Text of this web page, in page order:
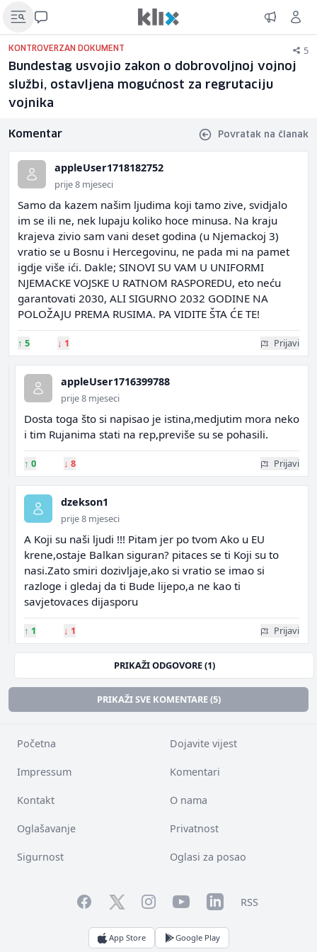
KONTROVERZAN DOKUMENT 5
Bundestag usvojio zakon o dobrovoljnoj vojnoj
službi, ostavljena mogućnost za regrutaciju
vojnika
Komentar Povratak na članak
appleUser1718182752
prije 8 mjeseci
Samo da kazem našim ljudima koji tamo zive, svidjalo
im se ili ne, nek lupaju koliko hoce minusa. Na kraju
krajeva zivio sam vani deset godina (u Njemackoj 3)
vratio se u Bosnu i Hercegovinu, ne pada mi na pamet
igdje više ići. Dakle; SINOVI SU VAM U UNIFORMI
NJEMACKE VOJSKE U RATNOM RASPOREDU, eto neću
garantovati 2030, ALI SIGURNO 2032 GODINE NA
POLOŽAJU PREMA RUSIMA. PA VIDITE ŠTA ĆE TE!
↑ 5 ↓ 1 Prijavi
appleUser1716399788
prije 8 mjeseci
Dosta toga što si napisao je istina,medjutim mora neko
i tim Rujanima stati na rep,previše su se pohasili.
↑ 0 ↓ 8 Prijavi
dzekson1
prije 8 mjeseci
A Koji su naši ljudi !!! Pitam jer po tvom Ako u EU
krene,ostaje Balkan siguran? pitaces se ti Koji su to
nasi.Zato smiri dozivljaje,ako si vratio se imao si
razloge i gledaj da ti Bude lijepo,a ne kao ti
savjetovaces dijasporu
↑ 1 ↓ 1 Prijavi
PRIKAŽI ODGOVORE (1)
PRIKAŽI SVE KOMENTARE (5)
Početna Dojavite vijest
Impressum Komentari
Kontakt O nama
Oglašavanje Privatnost
Sigurnost Oglasi za posao
FacebookTwitterInstagramYouTubeLinkedInRSS
App Store Google Play